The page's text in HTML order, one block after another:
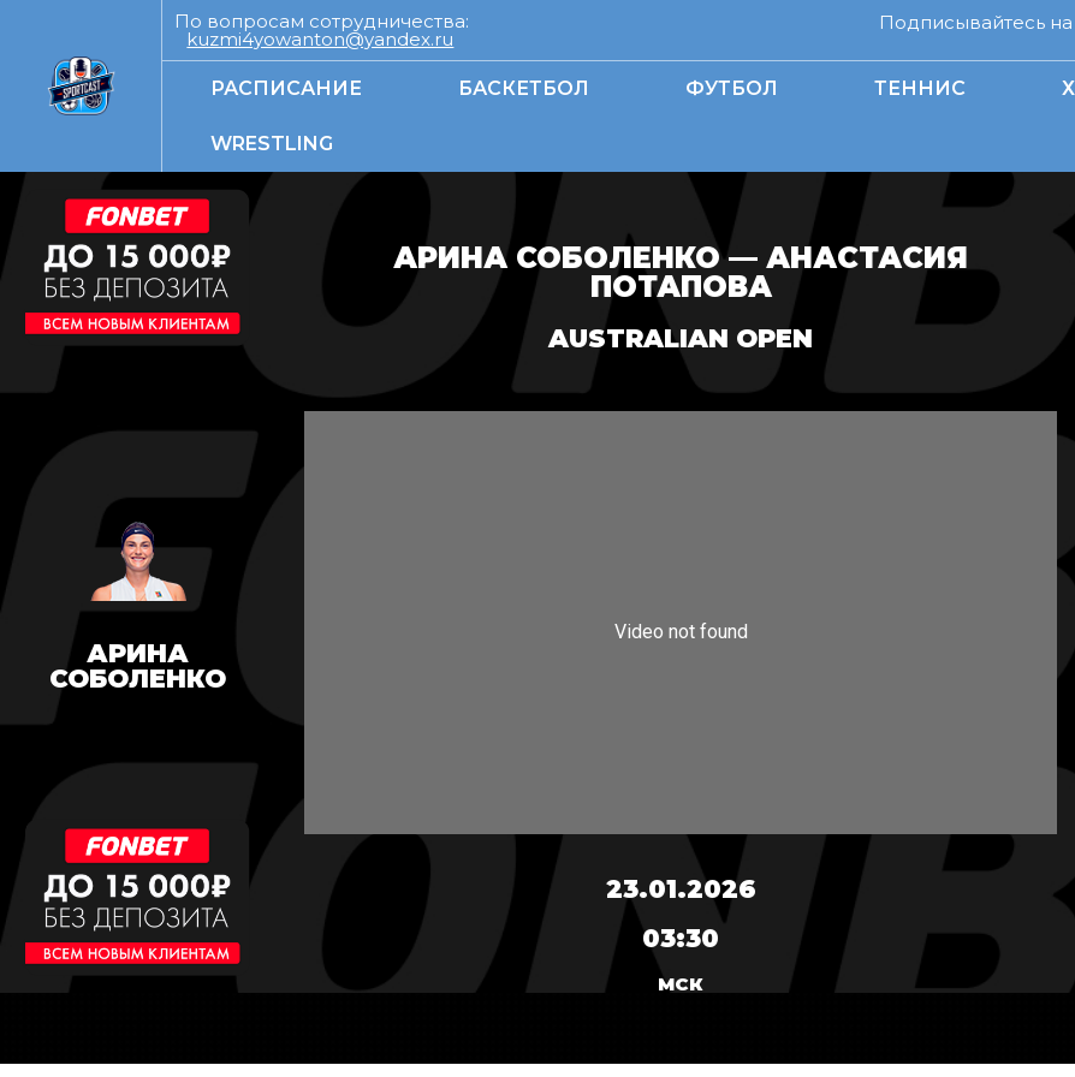
По вопросам сотрудничества:
kuzmi4yowanton@yandex.ru
Подписывайтесь на
РАСПИСАНИЕ БАСКЕТБОЛ ФУТБОЛ ТЕННИС
WRESTLING
АРИНА
СОБОЛЕНКО
АРИНА СОБОЛЕНКО — АНАСТАСИЯ
ПОТАПОВА
AUSTRALIAN OPEN
23.01.2026
03:30
МСК